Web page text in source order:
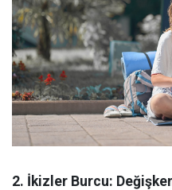
2. İkizler Burcu: